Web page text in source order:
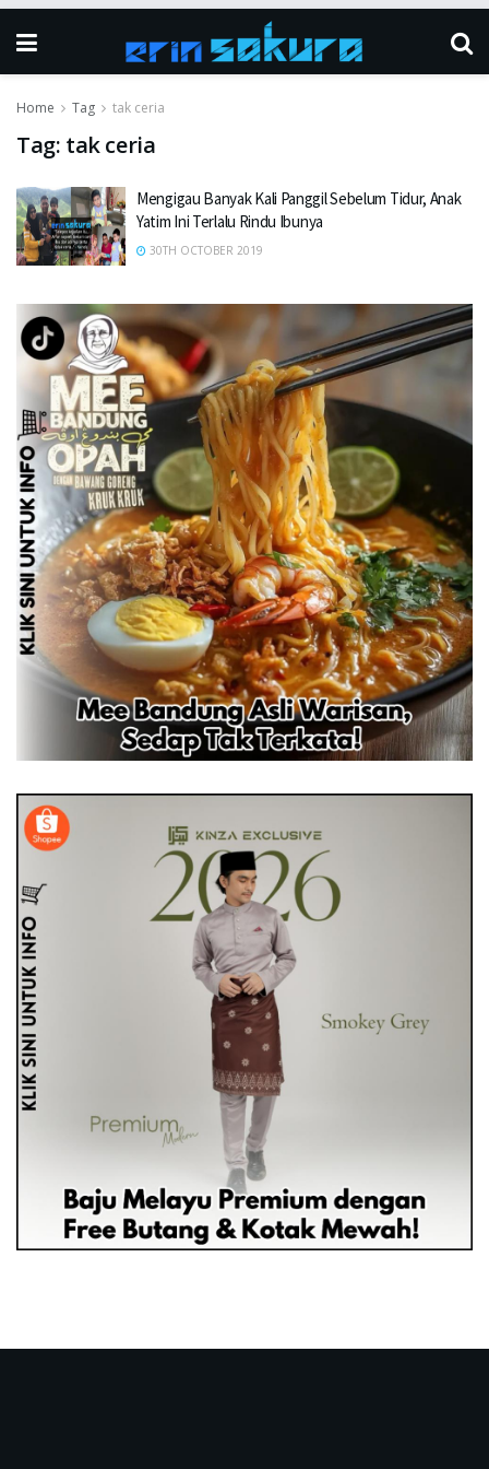
Home Tag tak ceria
Tag: tak ceria
Mengigau Banyak Kali Panggil Sebelum Tidur, Anak
Yatim Ini Terlalu Rindu Ibunya
30TH OCTOBER 2019